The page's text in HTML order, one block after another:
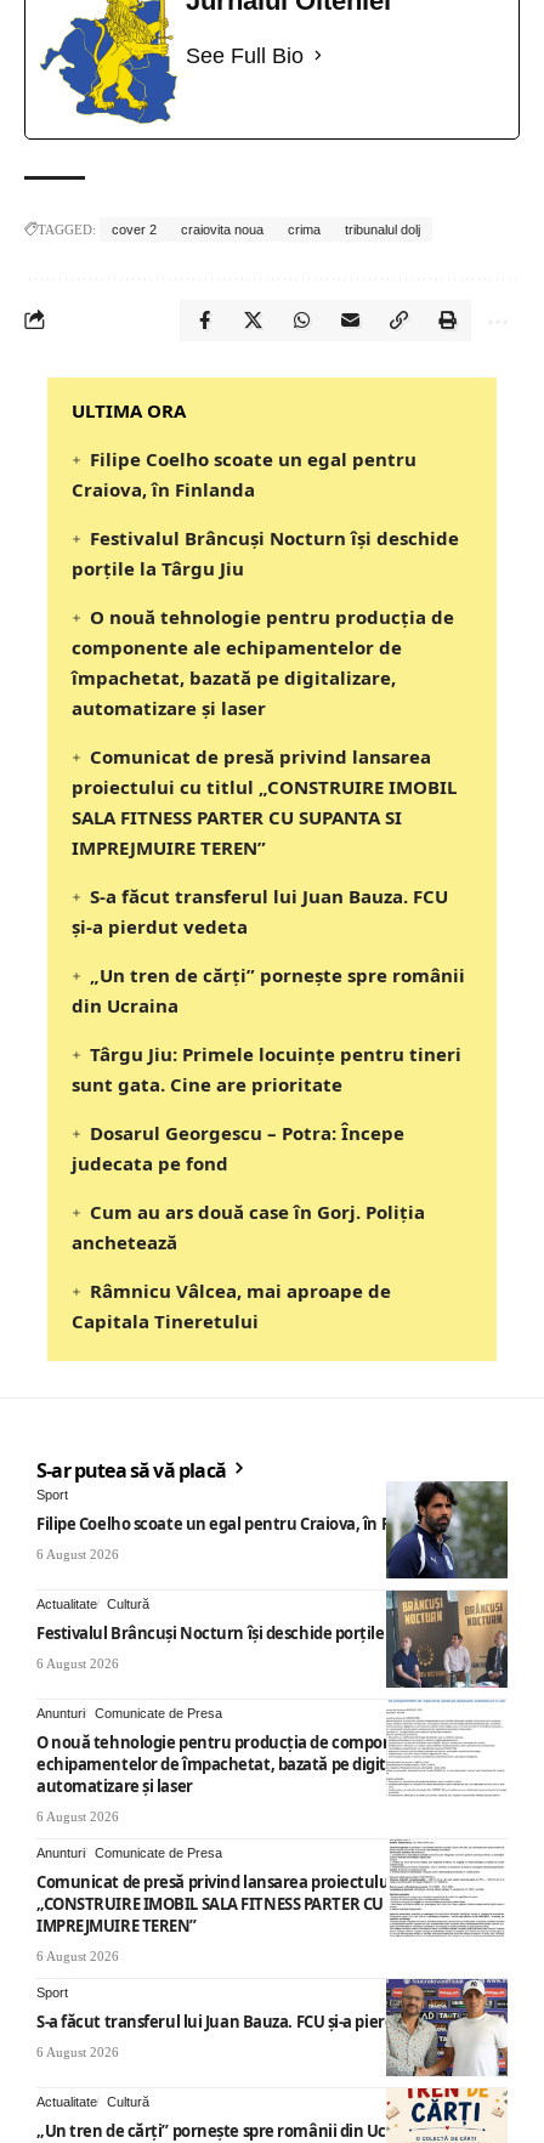
See Full Bio
TAGGED: cover 2 craiovita noua crima tribunalul dolj
‎‎‎‎‎‎‎ULTIMA ORA
Filipe Coelho scoate un egal pentru
Craiova, în Finlanda
Festivalul Brâncuși Nocturn își deschide
porțile la Târgu Jiu
O nouă tehnologie pentru producția de
componente ale echipamentelor de
împachetat, bazată pe digitalizare,
automatizare și laser
Comunicat de presă privind lansarea
proiectului cu titlul „CONSTRUIRE IMOBIL
SALA FITNESS PARTER CU SUPANTA SI
IMPREJMUIRE TEREN”
S-a făcut transferul lui Juan Bauza. FCU
și-a pierdut vedeta
„Un tren de cărți” pornește spre românii
din Ucraina
Târgu Jiu: Primele locuințe pentru tineri
sunt gata. Cine are prioritate
Dosarul Georgescu – Potra: Începe
judecata pe fond
Cum au ars două case în Gorj. Poliția
anchetează
Râmnicu Vâlcea, mai aproape de
Capitala Tineretului
S-ar putea să vă placă
Sport
Filipe Coelho scoate un egal pentru Craiova, în Finlanda
6 August 2026
Actualitate Cultură
Festivalul Brâncuși Nocturn își deschide porțile la Târgu Jiu
6 August 2026
Anunturi Comunicate de Presa
O nouă tehnologie pentru producția de componente ale
echipamentelor de împachetat, bazată pe digitalizare,
automatizare și laser
6 August 2026
Anunturi Comunicate de Presa
Comunicat de presă privind lansarea proiectului cu titlul
„CONSTRUIRE IMOBIL SALA FITNESS PARTER CU SUPANTA SI
IMPREJMUIRE TEREN”
6 August 2026
Sport
S-a făcut transferul lui Juan Bauza. FCU și-a pierdut vedeta
6 August 2026
Actualitate Cultură
„Un tren de cărți” pornește spre românii din Ucraina